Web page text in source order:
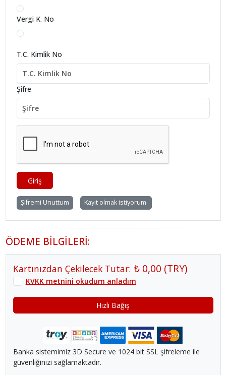
Vergi K. No
T.C. Kimlik No
Şifre
Giriş
Şifremi Unuttum Kayıt olmak istiyorum.
ÖDEME BİLGİLERİ:
Kartınızdan Çekilecek Tutar: ₺ 0,00 (TRY)
KVKK metnini okudum anladım
Hızlı Bağış
Banka sistemimiz 3D Secure ve 1024 bit SSL şifreleme ile
güvenliğinizi sağlamaktadır.